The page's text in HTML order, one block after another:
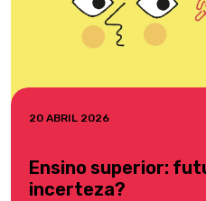
20 ABRIL 2026
Ensino superior:
incerteza?